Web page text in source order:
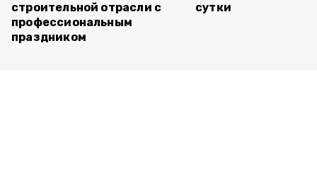
строительной отрасли с
профессиональным
праздником
сутки